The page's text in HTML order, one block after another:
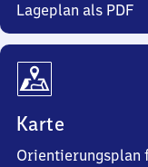
Lageplan als PDF
Karte
Orientierungsplan